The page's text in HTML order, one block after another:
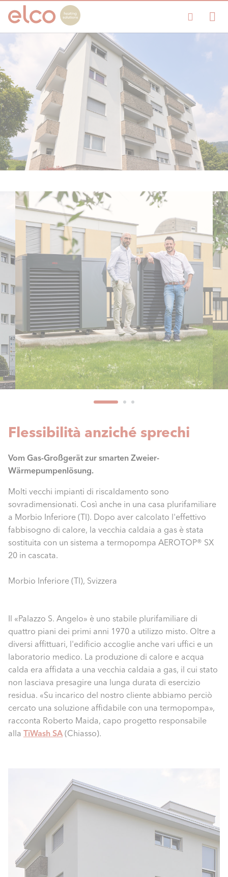
Flessibilità anziché sprechi
Vom Gas-Großgerät zur smarten Zweier-
Wärmepumpenlösung.
Molti vecchi impianti di riscaldamento sono
sovradimensionati. Così anche in una casa plurifamiliare
a Morbio Inferiore (TI). Dopo aver calcolato l'effettivo
fabbisogno di calore, la vecchia caldaia a gas è stata
sostituita con un sistema a termopompa AEROTOP® SX
20 in cascata.
Morbio Inferiore (TI), Svizzera
Il «Palazzo S. Angelo» è uno stabile plurifamiliare di
quattro piani dei primi anni 1970 a utilizzo misto. Oltre a
diversi affittuari, l'edificio accoglie anche vari uffici e un
laboratorio medico. La produzione di calore e acqua
calda era affidata a una vecchia caldaia a gas, il cui stato
non lasciava presagire una lunga durata di esercizio
residua. «Su incarico del nostro cliente abbiamo perciò
cercato una soluzione affidabile con una termopompa»,
racconta Roberto Maida, capo progetto responsabile
alla TiWash SA(Chiasso).